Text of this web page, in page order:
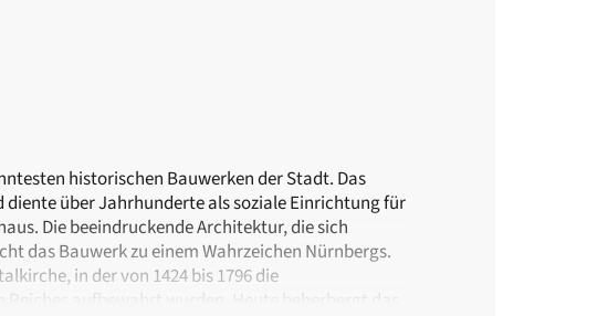
historischen Bauwerken der Stadt. Das
über Jahrhunderte als soziale Einrichtung für
Die beeindruckende Architektur, die sich
das Bauwerk zu einem Wahrzeichen Nürnbergs.
in der von 1424 bis 1796 die
aufbewahrt wurden. Heute beherbergt das